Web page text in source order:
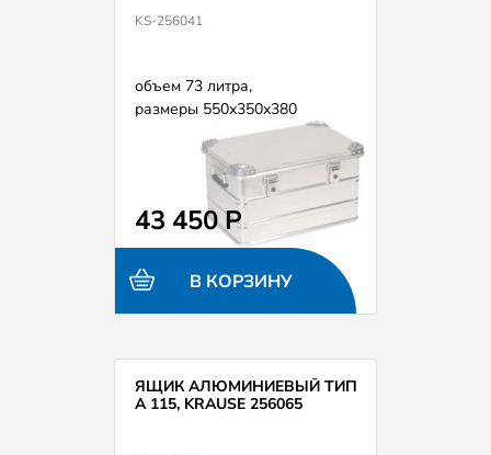
KS-256041
объем 73 литра,
размеры 550х350х380
43 450 Р
В КОРЗИНУ
ЯЩИК АЛЮМИНИЕВЫЙ ТИП
А 115, KRAUSE 256065